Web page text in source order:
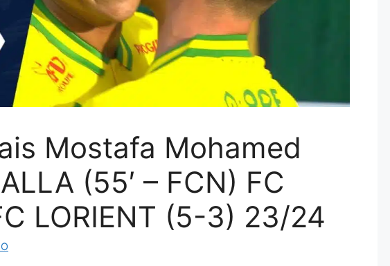
Mostafa Mohamed
(55′ – FCN) FC
LORIENT (5-3) 23/24